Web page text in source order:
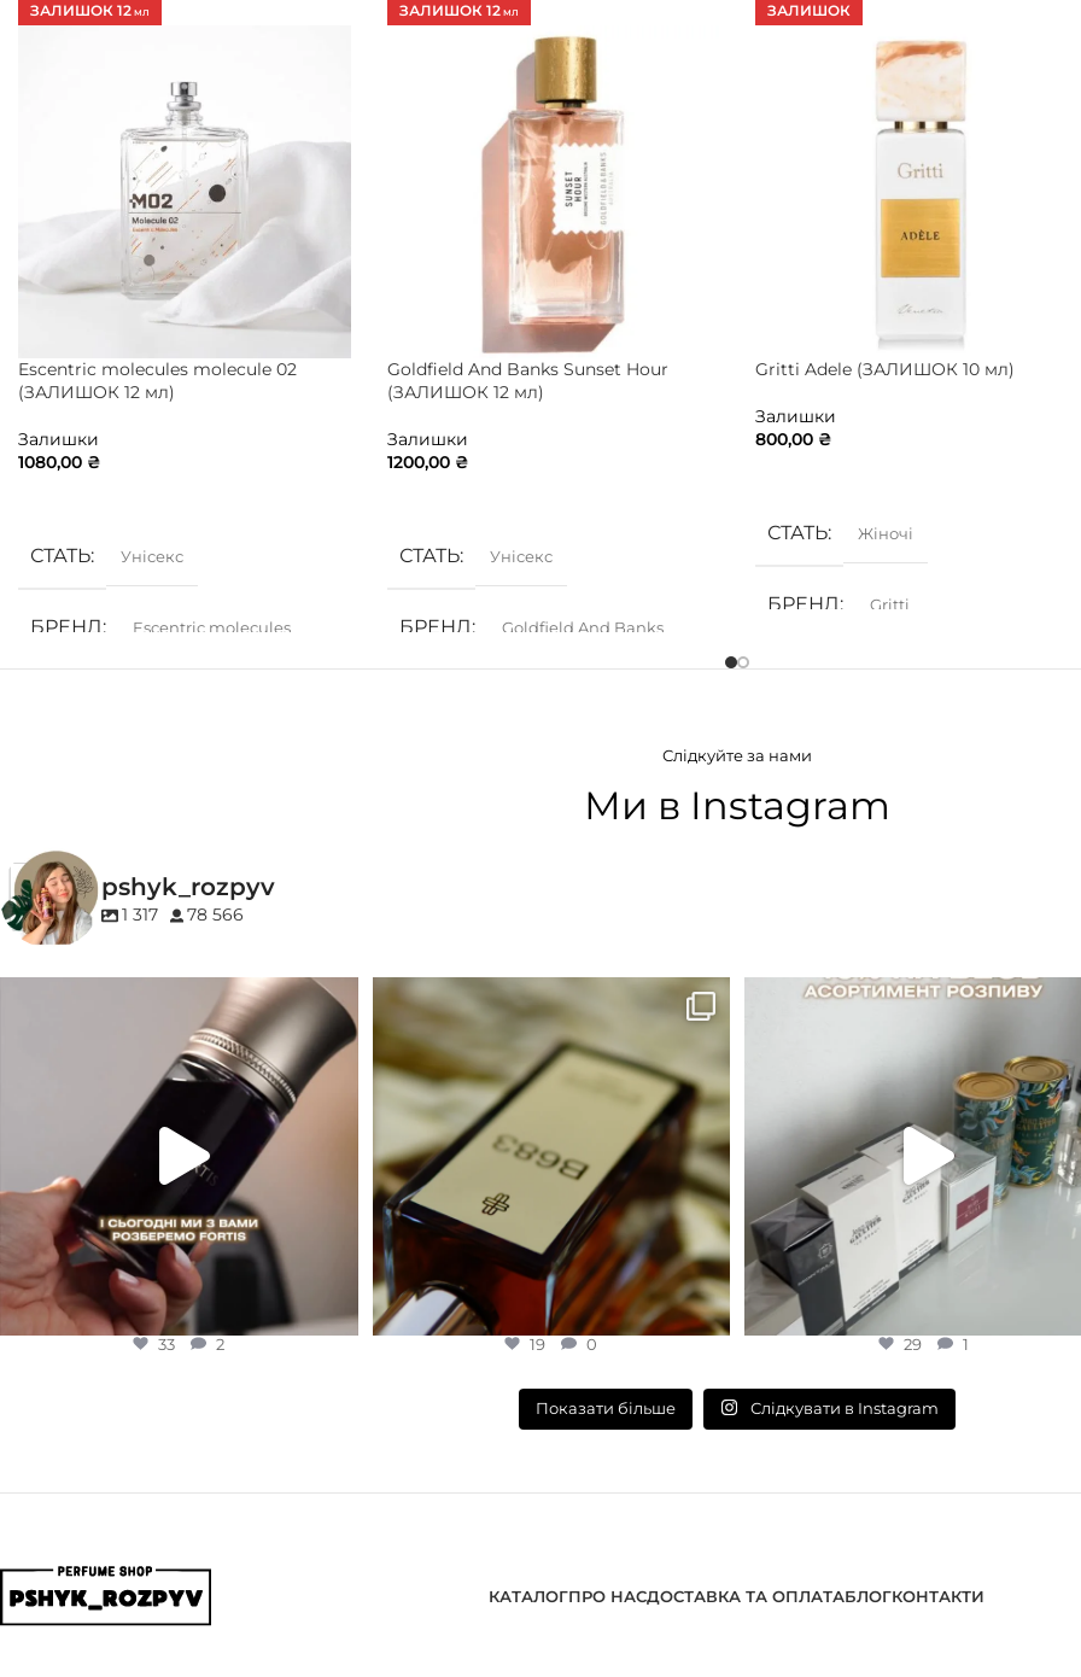
ЗАЛИШОК 12 МЛ
Escentric molecules molecule 02
(ЗАЛИШОК 12 мл)
Залишки
1080,00 ₴
СТАТЬ Унісекс
БРЕНД Escentric molecules
ЗАЛИШОК 12МЛ
Goldfield And Banks Sunset Hour
(ЗАЛИШОК 12 мл)
Залишки
1200,00 ₴
СТАТЬ Унісекс
БРЕНД Goldfield And Banks
Фруктові
ЗАЛИШОК
Gritti Adele (ЗАЛИШОК 10 мл)
Залишки
800,00 ₴
СТАТЬ Жіночі
БРЕНД Gritti
ГРУПА АРОМАТУ
Слідкуйте за нами
Ми в Instagram
pshyk_rozpyv
1 317 78 566
Для замовлення переходьте на сайт або в
Instagram...
33 2
33 2
Marc-Antoine Barrois B683 - це запах вечора в...
19 0
19 0
Знижка 15 % діє НА ОНЛАЙН
29 1
Показати більше Слідкувати в Instagram
КАТАЛОГПРО НАСДОСТАВКА ТА ОПЛАТАБЛОГКОНТАКТИ